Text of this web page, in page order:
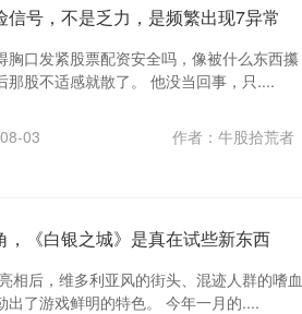
号，不是乏力，是频繁出现7异常
口发紧股票配资安全吗，像被什么东西攥
股不适感就散了。 他没当回事，只....
03
作者：牛股拾荒者
《白银之城》是真在试些新东西
相后，维多利亚风的街头、混迹人群的嗜血
了游戏鲜明的特色。 今年一月的....